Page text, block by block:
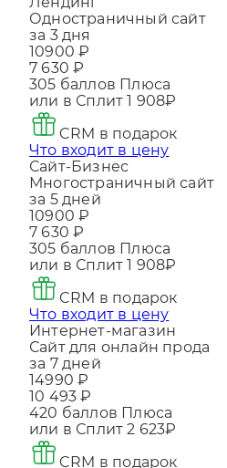
Лендинг
Одностраничный сайт
за 3 дня
10900 ₽
7 630 ₽
305баллов Плюса
или в Сплит
CRM в подарок
Что входит в цену
Сайт-Бизнес
Многостраничный сайт
за 5 дней
10900 ₽
7 630 ₽
305баллов Плюса
или в Сплит
CRM в подарок
Что входит в цену
Интернет-магазин
Сайт для онлайн прода
за 7 дней
14990 ₽
10 493 ₽
420 баллов Плюса
или в Сплит